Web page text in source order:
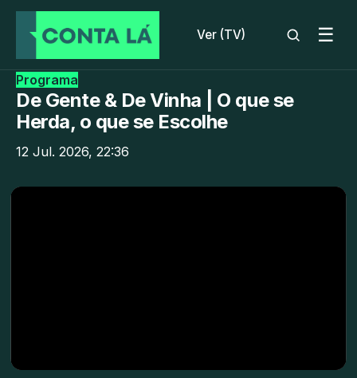
Ver (TV) ☰
Programa
De Gente & De Vinha | O que se
Herda, o que se Escolhe
12 Jul. 2026, 22:36